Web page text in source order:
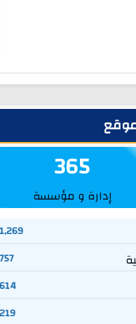
365
إدارة و مؤسسة
1,269
757
614
219